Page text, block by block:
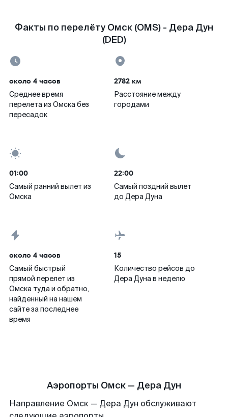
Факты по перелёту Омск (OMS) - Дера Дун
(DED)
около 4 часов
Среднее время
перелета из Омска без
пересадок
2782 км
Расстояние между
городами
01:00
Самый ранний вылет из
Омска
22:00
Самый поздний вылет
до Дера Дуна
около 4 часов
Самый быстрый
прямой перелет из
Омска туда и обратно,
найденный на нашем
сайте за последнее
время
15
Количество рейсов до
Дера Дуна в неделю
Аэропорты Омск — Дера Дун
Направление Омск — Дера Дун обслуживают